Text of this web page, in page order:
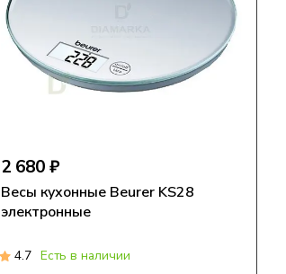
2 680 ₽
Весы кухонные Beurer KS28
электронные
4.7 Есть в наличии